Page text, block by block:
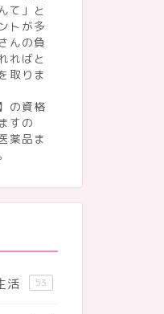
過去ログ
名を書くの忘れたよ♪
て」と
トが多
んの負
ればと
取りま
の資格
すの
薬品ま
活 53